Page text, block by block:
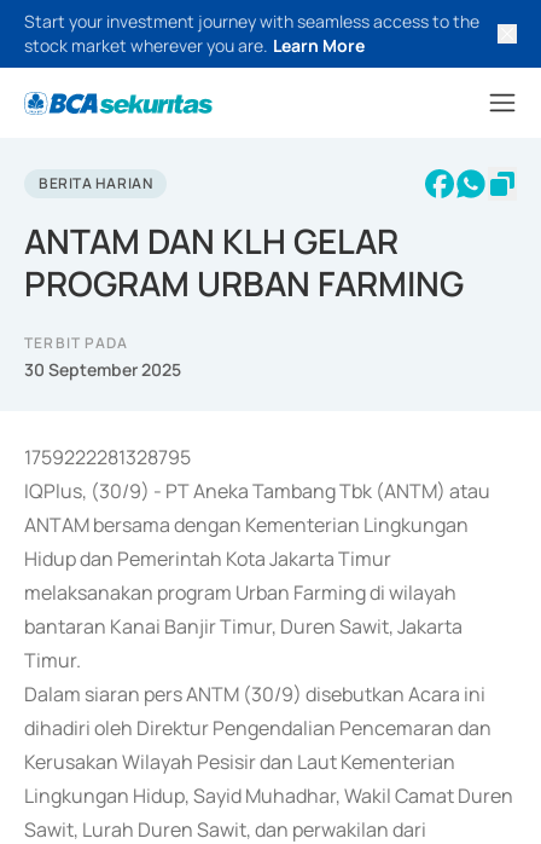
Start your investment journey with seamless access to the
stock market wherever you are. Learn More
BERITA HARIAN
ANTAM DAN KLH GELAR
PROGRAM URBAN FARMING
TERBIT PADA
30 September 2025
1759222281328795
IQPlus, (30/9) - PT Aneka Tambang Tbk (ANTM) atau
ANTAM bersama dengan Kementerian Lingkungan
Hidup dan Pemerintah Kota Jakarta Timur
melaksanakan program Urban Farming di wilayah
bantaran Kanai Banjir Timur, Duren Sawit, Jakarta
Timur.
Dalam siaran pers ANTM (30/9) disebutkan Acara ini
dihadiri oleh Direktur Pengendalian Pencemaran dan
Kerusakan Wilayah Pesisir dan Laut Kementerian
Lingkungan Hidup, Sayid Muhadhar, Wakil Camat Duren
Sawit, Lurah Duren Sawit, dan perwakilan dari